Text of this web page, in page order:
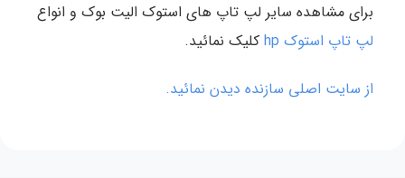
برای مشاهده سایر لپ تاپ های استوک الیت بوک و انواع
لپ تاپ استوک hp
کلیک نمائید.
از سایت اصلی سازنده دیدن نمائید.